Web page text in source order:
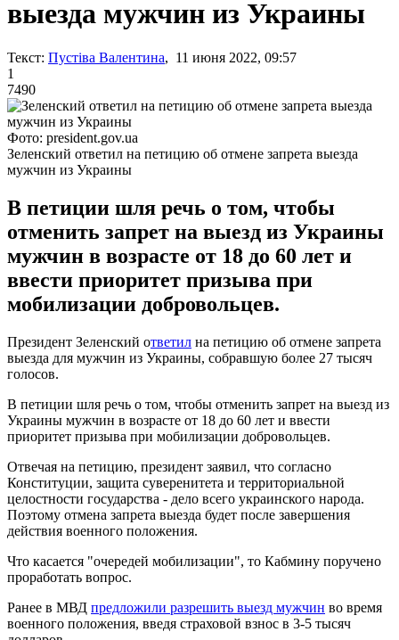
выезда мужчин из Украины
Текст: Пустіва Валентина, 11 июня 2022, 09:57
1
7490
Фото: president.gov.ua
Зеленский ответил на петицию об отмене запрета выезда
мужчин из Украины
В петиции шля речь о том, чтобы
отменить запрет на выезд из Украины
мужчин в возрасте от 18 до 60 лет и
ввести приоритет призыва при
мобилизации добровольцев.
Президент Зеленский ответил на петицию об отмене запрета
выезда для мужчин из Украины, собравшую более 27 тысяч
голосов.
В петиции шля речь о том, чтобы отменить запрет на выезд из
Украины мужчин в возрасте от 18 до 60 лет и ввести
приоритет призыва при мобилизации добровольцев.
Отвечая на петицию, президент заявил, что согласно
Конституции, защита суверенитета и территориальной
целостности государства - дело всего украинского народа.
Поэтому отмена запрета выезда будет после завершения
действия военного положения.
Что касается "очередей мобилизации", то Кабмину поручено
проработать вопрос.
Ранее в МВД предложили разрешить выезд мужчин во время
военного положения, введя страховой взнос в 3-5 тысяч